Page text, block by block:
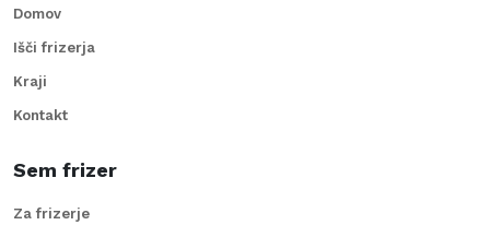
Domov
Išči frizerja
Kraji
Kontakt
Sem frizer
Za frizerje